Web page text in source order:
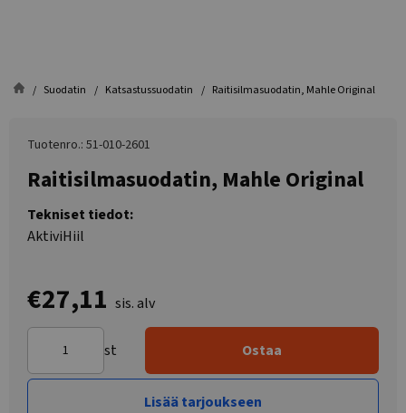
Suodatin Katsastussuodatin Raitisilmasuodatin, Mahle Original
Tuotenro.: 51-010-2601
Raitisilmasuodatin, Mahle Original
Tekniset tiedot:
AktiviHiil
€27,11 sis. alv
st Ostaa
Lisää tarjoukseen